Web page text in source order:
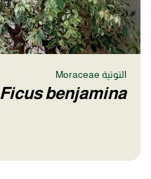
التوتية Moraceae
Ficus benjamina